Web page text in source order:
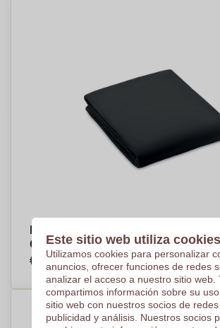
Girona⁠13
€6,26 Por pieza, base en 250 piezas
Este sitio web utiliza cookies
Utilizamos cookies para personalizar
anuncios, ofrecer funciones de redes
analizar el acceso a nuestro sitio web.
compartimos información sobre su
sitio web con nuestros socios de redes
publicidad y análisis. Nuestros socios